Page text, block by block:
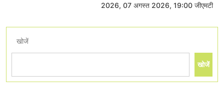
2026, 07 अगस्त 2026, 19:00 जीएमटी
खोजें
खोजें